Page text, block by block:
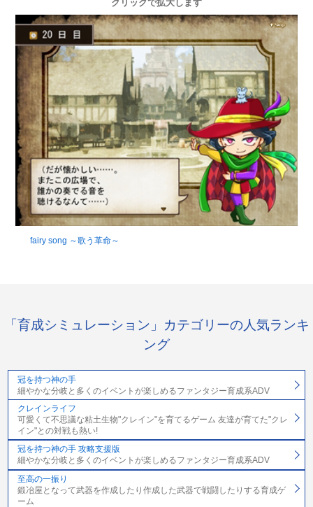
クリックで拡大します
fairy song ～歌う革命～
「育成シミュレーション」カテゴリーの人気ランキ
ング
冠を持つ神の手
細やかな分岐と多くのイベントが楽しめるファンタジー育成系ADV
クレインライフ
可愛くて不思議な粘土生物"クレイン"を育てるゲーム 友達が育てた"クレ
イン"との対戦も熱い!
冠を持つ神の手 攻略支援版
細やかな分岐と多くのイベントが楽しめるファンタジー育成系ADV
至高の一振り
鍛冶屋となって武器を作成したり作成した武器で戦闘したりする育成ゲ
ーム